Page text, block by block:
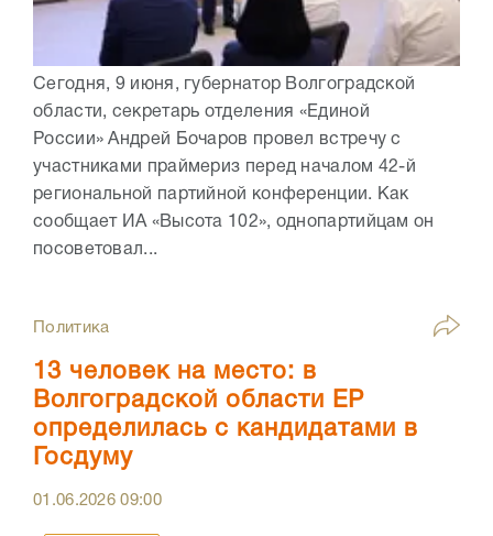
Сегодня, 9 июня, губернатор Волгоградской
области, секретарь отделения «Единой
России» Андрей Бочаров провел встречу с
участниками праймериз перед началом 42-й
региональной партийной конференции. Как
сообщает ИА «Высота 102», однопартийцам он
посоветовал...
Политика
13 человек на место: в
Волгоградской области ЕР
определилась с кандидатами в
Госдуму
01.06.202609:00